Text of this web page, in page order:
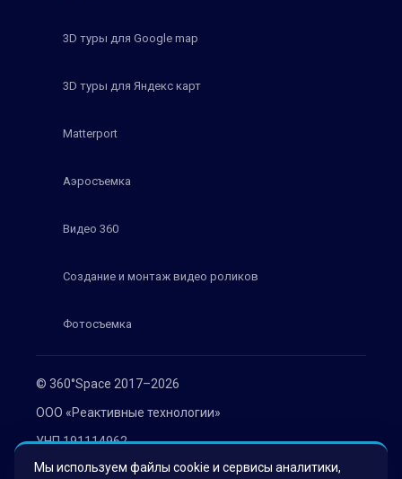
© 360°Space 2017–2026
ООО «Реактивные технологии»
УНП 191114962
г. Минск, ул. Мележа 1, офис 402
3D туры для Google map
3D туры для Яндекс карт
Matterport
Аэросъемка
Видео 360
Создание и монтаж видео роликов
Фотосъемка
Мы используем файлы cookie и сервисы аналитики,